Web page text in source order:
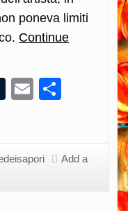
poneva limiti
Continue
Tumblr
Email
Add a